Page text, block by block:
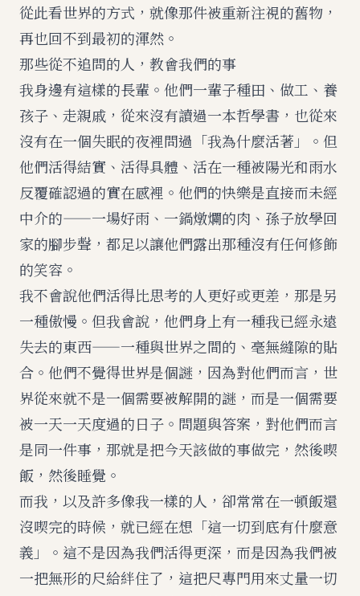
從此看世界的方式，就像那件被重新注視的舊物，
再也回不到最初的渾然。
那些從不追問的人，教會我們的事
我身邊有這樣的長輩。他們一輩子種田、做工、養
孩子、走親戚，從來沒有讀過一本哲學書，也從來
沒有在一個失眠的夜裡問過「我為什麼活著」。但
他們活得結實、活得具體、活在一種被陽光和雨水
反覆確認過的實在感裡。他們的快樂是直接而未經
中介的——一場好雨、一鍋燉爛的肉、孫子放學回
家的腳步聲，都足以讓他們露出那種沒有任何修飾
的笑容。
我不會說他們活得比思考的人更好或更差，那是另
一種傲慢。但我會說，他們身上有一種我已經永遠
失去的東西——一種與世界之間的、毫無縫隙的貼
合。他們不覺得世界是個謎，因為對他們而言，世
界從來就不是一個需要被解開的謎，而是一個需要
被一天一天度過的日子。問題與答案，對他們而言
是同一件事，那就是把今天該做的事做完，然後喫
飯，然後睡覺。
而我，以及許多像我一樣的人，卻常常在一頓飯還
沒喫完的時候，就已經在想「這一切到底有什麼意
義」。這不是因為我們活得更深，而是因為我們被
一把無形的尺給絆住了，這把尺專門用來丈量一切